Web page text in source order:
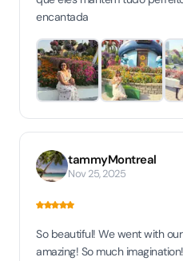
encantada
tammyMontreal
Nov 25, 2025
So beautiful! We went with
amazing! So much